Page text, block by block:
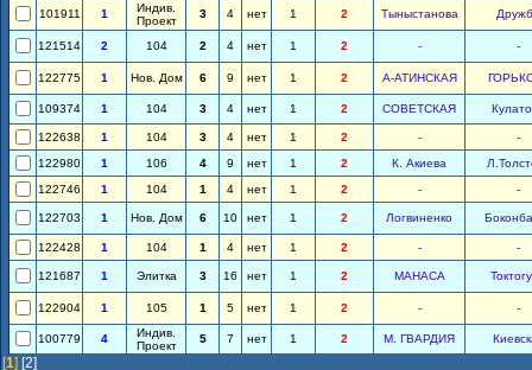
101911 1
Индив.
Проект
3 4 нет 1 2 Тыныстанова
121514 2 104 2 4 нет 1 2 - -
122775 1 Нов. Дом 6 9 нет 1 2 А-АТИНСКАЯ
109374 1 104 3 4 нет 1 2 СОВЕТСКАЯ
122638 1 104 3 4 нет 1 2 -
-
122980
1 106 4 9 нет 1 2 К. Акиева
122746
1 104 1 4 нет 1 2 - -
122703 1 Нов. Дом 6 10 нет 1 2 Логвиненко
122428 1 104 1 4 нет 1 2 - -
121687 1 Элитка 3 16 нет 1 2 МАНАСА
122904 1 105 1 5 нет 1 2 - -
100779 4
Индив.
Проект
5 7 нет 1 2 М. ГВАРДИЯ
[1] [2]